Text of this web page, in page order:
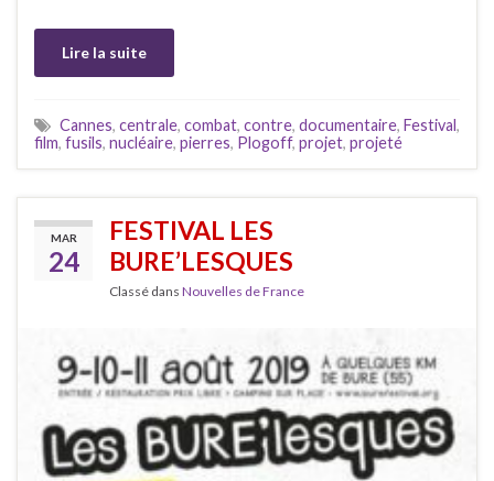
Lire la suite
Cannes, centrale, combat, contre, documentaire, Festival,
film, fusils, nucléaire, pierres, Plogoff, projet, projeté
MAR
24
FESTIVAL LES
BURE’LESQUES
Classé dans Nouvelles de France